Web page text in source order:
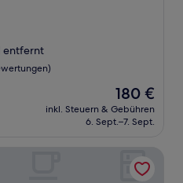
entfernt
Der
Preis
beträgt
180 €
inkl. Steuern & Gebühren
6. Sept.–7. Sept.